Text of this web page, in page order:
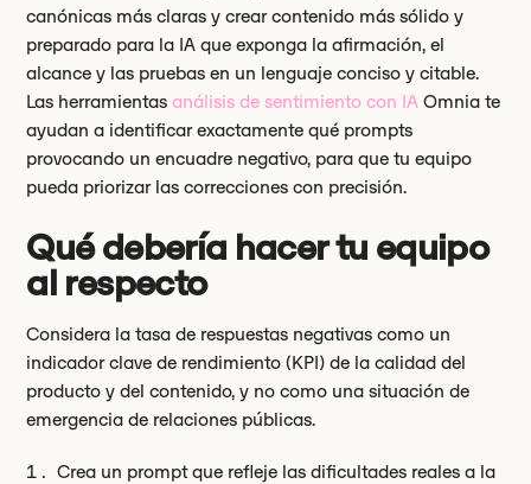
canónicas más claras y crear contenido más sólido y
preparado para la IA que exponga la afirmación, el
alcance y las pruebas en un lenguaje conciso y citable.
Las herramientasanálisis de sentimiento con IA Omnia te
ayudan a identificar exactamente qué prompts
provocando un encuadre negativo, para que tu equipo
pueda priorizar las correcciones con precisión.
Qué debería hacer tu equipo
al respecto
Considera la tasa de respuestas negativas como un
indicador clave de rendimiento (KPI) de la calidad del
producto y del contenido, y no como una situación de
emergencia de relaciones públicas.
Crea un prompt que refleje las dificultades reales a la